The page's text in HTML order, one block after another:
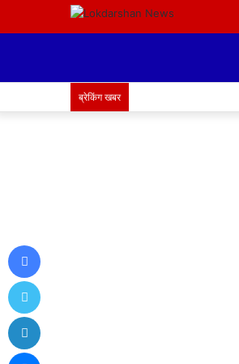
ब्रेकिंग खबर